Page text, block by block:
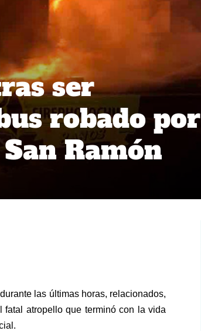
ser
robado por
Ramón
las últimas horas, relacionados,
fatal atropello que terminó con la vida